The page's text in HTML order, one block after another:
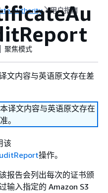
Authority 用户指南
聚焦模式
文内容与英语原文存在差
译文内容与英语原文存在
。
该
操作。
报告会列出每次的证书颁
输入指定的 Amazon S3